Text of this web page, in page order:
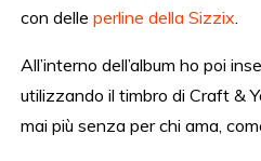
con delleperline della Sizzix.
All’interno dell’album ho poi
utilizzando il timbro di Craft &
mai più senza per chi ama,